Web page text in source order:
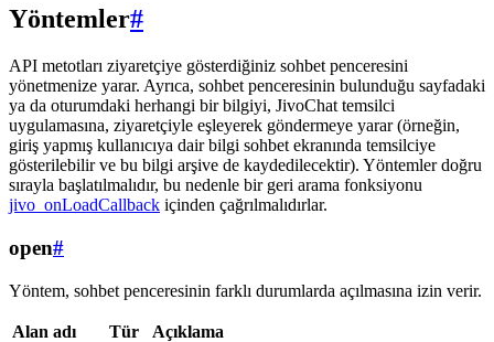
Yöntemler#
API metotları ziyaretçiye gösterdiğiniz sohbet penceresini
yönetmenize yarar. Ayrıca, sohbet penceresinin bulunduğu sayfadaki
ya da oturumdaki herhangi bir bilgiyi, JivoChat temsilci
uygulamasına, ziyaretçiyle eşleyerek göndermeye yarar (örneğin,
giriş yapmış kullanıcıya dair bilgi sohbet ekranında temsilciye
gösterilebilir ve bu bilgi arşive de kaydedilecektir). Yöntemler doğru
sırayla başlatılmalıdır, bu nedenle bir geri arama fonksiyonu
jivo_onLoadCallback içinden çağrılmalıdırlar.
open#
Yöntem, sohbet penceresinin farklı durumlarda açılmasına izin verir.
Alan adı Tür Açıklama